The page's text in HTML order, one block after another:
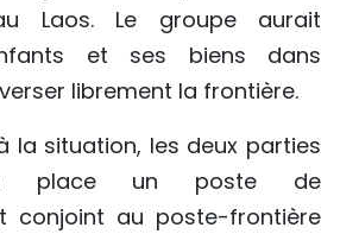
Laos. Le groupe aurait
et ses biens dans
librement la frontière.
la situation, les deux parties
place un poste de
conjoint au poste-frontière